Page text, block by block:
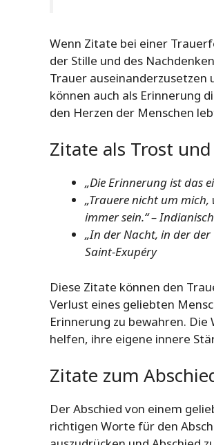
Wenn Zitate bei einer
der Stille und des
Trauer auseinanderzusetzen
können auch als Erinnerung
den Herzen der Menschen
Zitate als Trost
„Die Erinnerung ist das
„Trauere nicht um
immer sein.“ –
„In der Nacht, in der der
Saint-Exupéry
Diese Zitate können den
Verlust eines geliebten
Erinnerung zu bewahren.
helfen, ihre eigene innere
Zitate zum
Der Abschied von einem
richtigen Worte für den